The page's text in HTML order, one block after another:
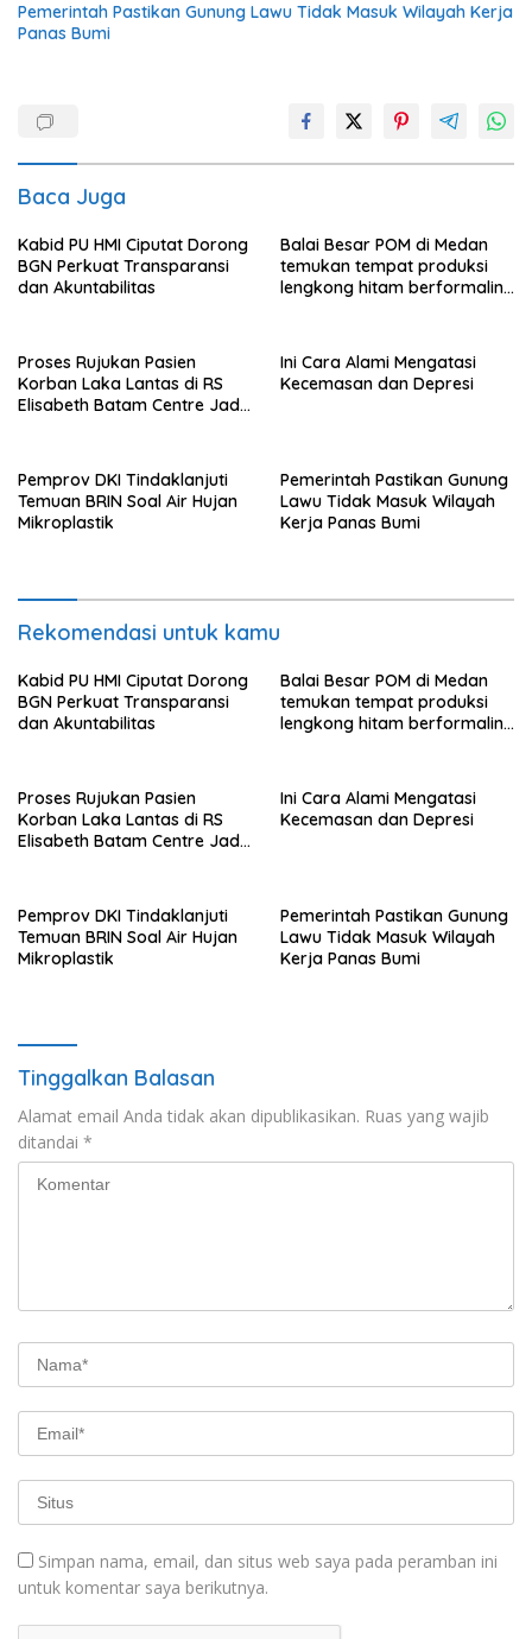
Pemerintah Pastikan Gunung Lawu Tidak Masuk Wilayah Kerja
Panas Bumi
Baca Juga
Kabid PU HMI Ciputat Dorong
BGN Perkuat Transparansi
dan Akuntabilitas
Balai Besar POM di Medan
temukan tempat produksi
lengkong hitam berformalin
Proses Rujukan Pasien
Korban Laka Lantas di RS
Elisabeth Batam Centre Jadi
Ini Cara Alami Mengatasi
Kecemasan dan Depresi
Pemprov DKI Tindaklanjuti
Temuan BRIN Soal Air Hujan
Mikroplastik
Pemerintah Pastikan Gunung
Lawu Tidak Masuk Wilayah
Kerja Panas Bumi
Rekomendasi untuk kamu
Kabid PU HMI Ciputat Dorong
BGN Perkuat Transparansi
dan Akuntabilitas
Balai Besar POM di Medan
temukan tempat produksi
lengkong hitam berformalin
Proses Rujukan Pasien
Korban Laka Lantas di RS
Elisabeth Batam Centre Jadi
Ini Cara Alami Mengatasi
Kecemasan dan Depresi
Pemprov DKI Tindaklanjuti
Temuan BRIN Soal Air Hujan
Mikroplastik
Pemerintah Pastikan Gunung
Lawu Tidak Masuk Wilayah
Kerja Panas Bumi
Tinggalkan Balasan
Alamat email Anda tidak akan dipublikasikan. Ruas yang wajib
ditandai *
Simpan nama, email, dan situs web saya pada peramban ini
untuk komentar saya berikutnya.